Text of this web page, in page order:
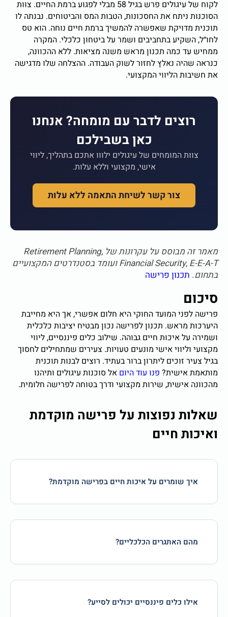
לקוח של עיגולים פרש בגיל 58 מבלי לפגוע ברמת החיים. צוות
הסוכנות ניתח את החסכונות, הטבות המס והביטוחים. נבנתה לו
תוכנית מדויקת שאפשרה להמשיך ברמת חיים נוחה. הוא טס
לחו״ל, השקיע בתחביבים ושמר על ביטחון כלכלי. המקרה
ממחיש עד כמה תכנון מראש משנה מציאות. ללא ההכוונה,
כנראה שהיה נאלץ לחזור לשוק העבודה. ההצלחה שלו מדגישה
את חשיבות הליווי המקצועי.
רוצים לדבר עם מומחה? אנחנו
כאן בשבילכם
צוות המומחים של עיגולים ילווו אתכם בתהליך, ליווי
אישי, מקצועי וללא עלות.
צור קשר לשיחת התאמה ללא עלות
מאמר זה מבוסס על עקרונות של Retirement Planning,
Financial Security, E-E-A-T ועומד בסטנדרטים המקצועיים
בתחום. תכנון פרישה
סיכום
פרישה לפני המועד החוקי היא חלום אפשרי, אך היא מחייבת
היערכות מראש. תכנון לפרישה נכון מבטיח יציבות כלכלית
ושמירה על איכות חיים גבוהה. שילוב כלים פיננסיים, ליווי
מקצועי וליווי אישי מונעים טעויות. צעירים שמתחילים לחסוך
בגיל צעיר זוכים ליתרון ברור בעתיד. רוצים לבנות תוכנית
מותאמת אישית? פנו עוד היום אל סוכנות עיגולים ותיהנו
מהכוונה אישית, שירות מקצועי ודרך בטוחה לפרישה חלומית.
שאלות נפוצות על פרישה מוקדמת
ואיכות חיים
איך שומרים על איכות חיים בפרישה מוקדמת?
מהם האתגרים הכלכליים?
אילו כלים פיננסיים יכולים לסייע?